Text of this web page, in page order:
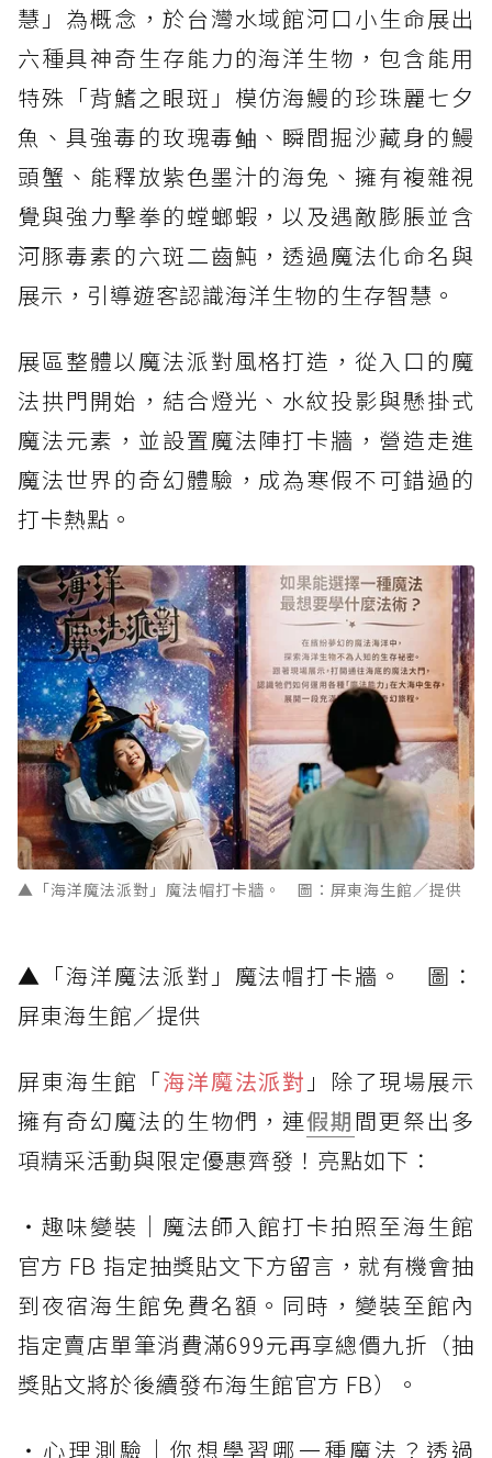
慧」為概念，於台灣水域館河口小生命展出
六種具神奇生存能力的海洋生物，包含能用
特殊「背鰭之眼斑」模仿海鰻的珍珠麗七夕
魚、具強毒的玫瑰毒鲉、瞬間掘沙藏身的鰻
頭蟹、能釋放紫色墨汁的海兔、擁有複雜視
覺與強力擊拳的螳螂蝦，以及遇敵膨脹並含
河豚毒素的六斑二齒魨，透過魔法化命名與
展示，引導遊客認識海洋生物的生存智慧。
展區整體以魔法派對風格打造，從入口的魔
法拱門開始，結合燈光、水紋投影與懸掛式
魔法元素，並設置魔法陣打卡牆，營造走進
魔法世界的奇幻體驗，成為寒假不可錯過的
打卡熱點。
▲「海洋魔法派對」魔法帽打卡牆。 圖：屏東海生館／提供
▲「海洋魔法派對」魔法帽打卡牆。 圖：
屏東海生館／提供
屏東海生館「海洋魔法派對 」除了現場展示
擁有奇幻魔法的生物們，連假期間更祭出多
項精采活動與限定優惠齊發！亮點如下：
・趣味變裝｜魔法師入館打卡拍照至海生館
官方 FB 指定抽獎貼文下方留言，就有機會抽
到夜宿海生館免費名額。同時，變裝至館內
指定賣店單筆消費滿699元再享總價九折（抽
獎貼文將於後續發布海生館官方 FB）。
・心理測驗｜你想學習哪一種魔法？透過